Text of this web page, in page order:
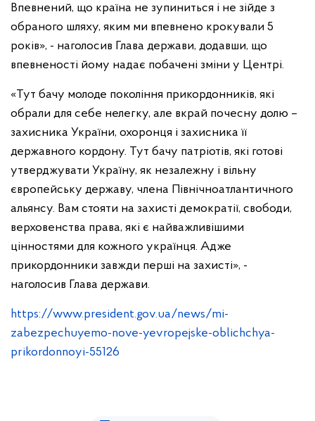
Впевнений, що країна не зупиниться і не зійде з
обраного шляху, яким ми впевнено крокували 5
років», - наголосив Глава держави, додавши, що
впевненості йому надає побачені зміни у Центрі.
«Тут бачу молоде покоління прикордонників, які
обрали для себе нелегку, але вкрай почесну долю –
захисника України, охоронця і захисника її
державного кордону. Тут бачу патріотів, які готові
утверджувати Україну, як незалежну і вільну
європейську державу, члена Північноатлантичного
альянсу. Вам стояти на захисті демократії, свободи,
верховенства права, які є найважливішими
цінностями для кожного українця. Адже
прикордонники завжди перші на захисті», -
наголосив Глава держави.
https://www.president.gov.ua/news/mi-
zabezpechuyemo-nove-yevropejske-oblichchya-
prikordonnoyi-55126